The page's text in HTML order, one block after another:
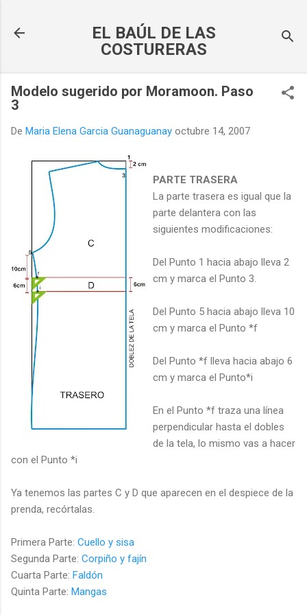
EL BAÚL DE LAS
COSTURERAS
Modelo sugerido por Moramoon. Paso
3
De Maria Elena Garcia Guanaguanay octubre 14, 2007
PARTE TRASERA
La parte trasera es igual que la
parte delantera con las
siguientes modificaciones:
Del Punto 1 hacia abajo lleva 2
cm y marca el Punto 3.
Del Punto 5 hacia abajo lleva 10
cm y marca el Punto *f
Del Punto *f lleva hacia abajo 6
cm y marca el Punto*i
En el Punto *f traza una línea
perpendicular hasta el dobles
de la tela, lo mismo vas a hacer
con el Punto *i
Ya tenemos las partes C y D que aparecen en el despiece de la
prenda, recórtalas.
Primera Parte: Cuello y sisa
Segunda Parte: Corpiño y fajín
Cuarta Parte: Faldón
Quinta Parte: Mangas